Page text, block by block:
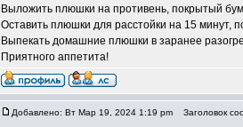
Выложить плюшки на противень, покрытый
Оставить плюшки для расстойки на 15 минут,
Выпекать домашние плюшки в заранее
Приятного аппетита!
Добавлено: Вт Мар 19, 2024 1:19 pm Заголовок